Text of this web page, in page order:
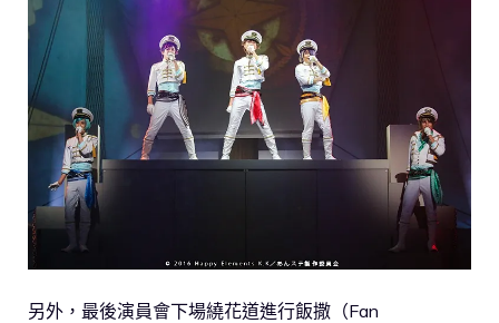
另外，最後演員會下場繞花道進行飯撒（Fan